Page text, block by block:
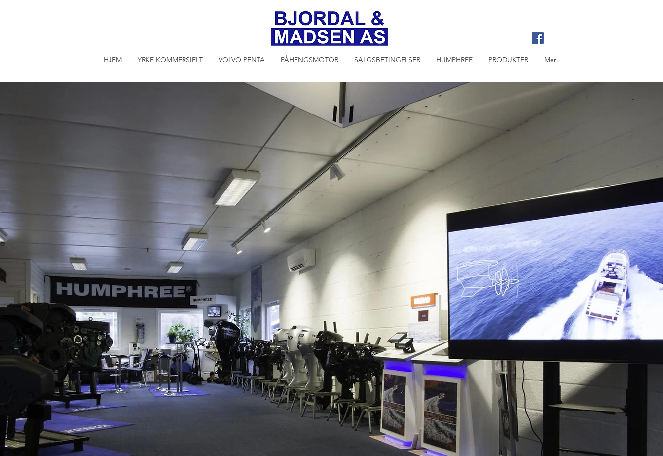
HJEM YRKE KOMMERSIELT VOLVO PENTA PÅHENGSMOTOR SALGSBETINGELSER HUMPHREE PRODUKTER Mer